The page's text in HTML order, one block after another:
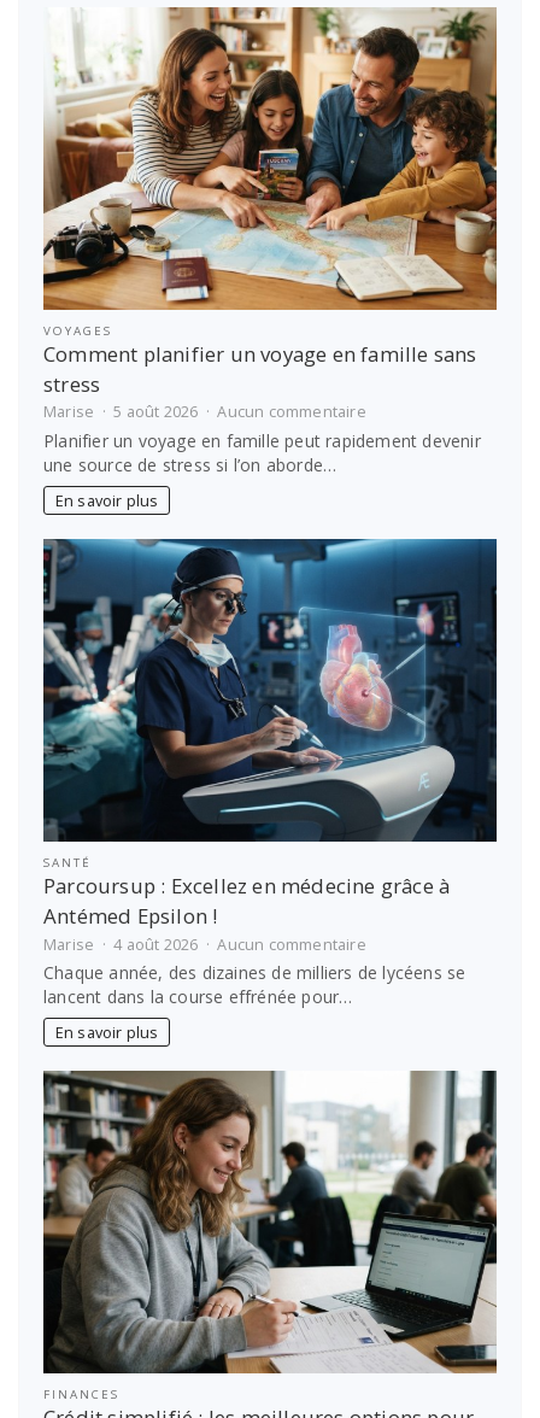
bon
prestataire
VOYAGES
Comment planifier un voyage en famille sans
stress
Marise 5 août 2026 Aucun commentairesur
Comment
planifier
famille
sans
Planifier un voyage en famille peut rapidement devenir
une source de stress si l’on aborde…
En savoir plus
SANTÉ
Parcoursup : Excellez en médecine grâce à
Antémed Epsilon !
Marise 4 août 2026 Aucun commentairesur
Parcoursup
:
Antémed
Epsilon
!
Chaque année, des dizaines de milliers de lycéens se
lancent dans la course effrénée pour…
En savoir plus
FINANCES